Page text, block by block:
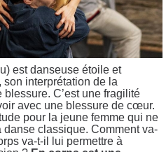
est danseuse étoile et
interprétation de la
C’est une fragilité
avec une blessure de cœur.
pour la jeune femme qui ne
classique. Comment va-
va-t-il lui permettre à